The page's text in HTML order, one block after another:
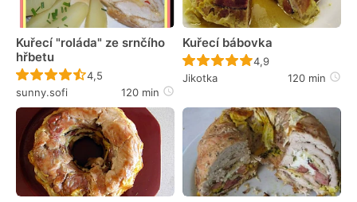
Kuřecí "roláda" ze srnčího
hřbetu
Recept ještě nebyl hodnocen
4,5
sunny.sofi
120 min
Kuřecí bábovka
Recept ještě nebyl
4,9
Jikotka
120 min